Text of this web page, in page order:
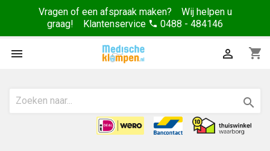
Vragen of een afspraak maken? Wij helpen u
graag! Klantenservice phone 0488 - 484146
 shopping_cart

